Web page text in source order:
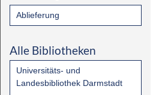
Ablieferung
Alle Bibliotheken
Universitäts- und
Landesbibliothek Darmstadt